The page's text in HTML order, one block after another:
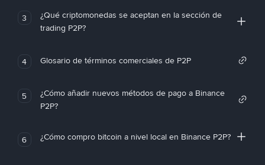
3
¿Qué criptomonedas se aceptan en la sección de
trading P2P?
4 Glosario de términos comerciales de P2P
5
¿Cómo añadir nuevos métodos de pago a Binance
P2P?
6 ¿Cómo compro bitcoin a nivel local en Binance P2P?